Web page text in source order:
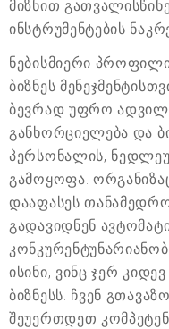
მიზნით
ინსტრუმენტების
ნებისმიერი
ბიზნეს
ბევრად უფრო
განხორციელება და
პერსონალის,
გამოყოფა.
დააფასეს
გადავიდნენ
ისინი, ვინც ჯერ
ბიზნესს. ჩვენ
შეუერთდეთ